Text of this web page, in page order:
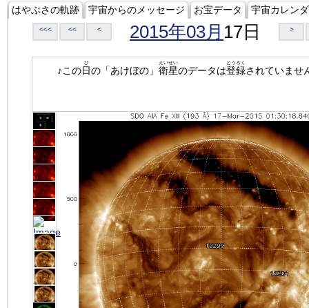
はやぶさの軌跡 宇宙からのメッセージ お宝データ 宇宙カレン
<<< << < 2015年03月 17日 >
♪この日
ひ
の「あけぼの」 衛星
えいせい
のデータは登録
とうろく
されていませ